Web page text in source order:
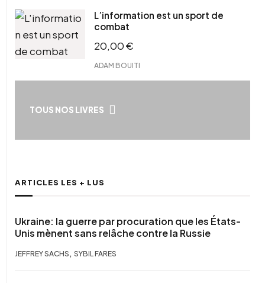
L’information est un sport de
combat
20,00€
ADAM BOUITI
TOUS NOS LIVRES
ARTICLES LES + LUS
Ukraine: la guerre par procuration que les États-
Unis mènent sans relâche contre la Russie
JEFFREY SACHS , SYBIL FARES